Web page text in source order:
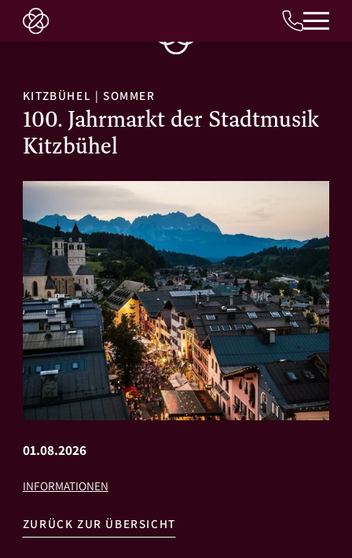
DE
KITZBÜHEL | SOMMER
100. Jahrmarkt der Stadtmusik
Kitzbühel
01.08.2026
INFORMATIONEN
ZURÜCK ZUR ÜBERSICHT